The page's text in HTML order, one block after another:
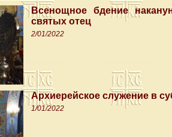
Всенощное бдение
святых отец
2/01/2022
Архиерейское служение в
1/01/2022